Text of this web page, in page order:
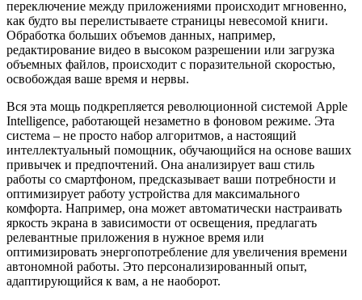
переключение между приложениями происходит мгновенно,
как будто вы перелистываете страницы невесомой книги.
Обработка больших объемов данных, например,
редактирование видео в высоком разрешении или загрузка
объемных файлов, происходит с поразительной скоростью,
освобождая ваше время и нервы.
Вся эта мощь подкрепляется революционной системой Apple
Intelligence, работающей незаметно в фоновом режиме. Эта
система – не просто набор алгоритмов, а настоящий
интеллектуальный помощник, обучающийся на основе ваших
привычек и предпочтений. Она анализирует ваш стиль
работы со смартфоном, предсказывает ваши потребности и
оптимизирует работу устройства для максимального
комфорта. Например, она может автоматически настраивать
яркость экрана в зависимости от освещения, предлагать
релевантные приложения в нужное время или
оптимизировать энергопотребление для увеличения времени
автономной работы. Это персонализированный опыт,
адаптирующийся к вам, а не наоборот.